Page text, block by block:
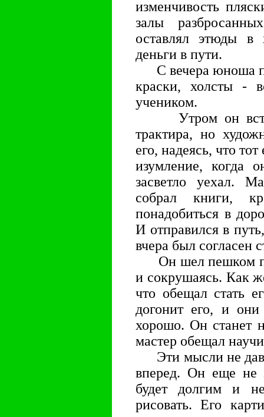
изменчивость
залы
оставлял этюды в
деньги в пути.
С вечера юноша
краски, холсты -
учеником.
Утром он
трактира, но
его, надеясь, что
изумление, когда
засветло уехал.
собрал книги,
понадобиться в
И отправился в
вчера был согласен
Он шел пешком
и сокрушаясь. Как
что обещал стать
догонит его, и
хорошо. Он станет
мастер обещал
Эти мысли не
вперед. Он еще не
будет долгим и
рисовать. Его